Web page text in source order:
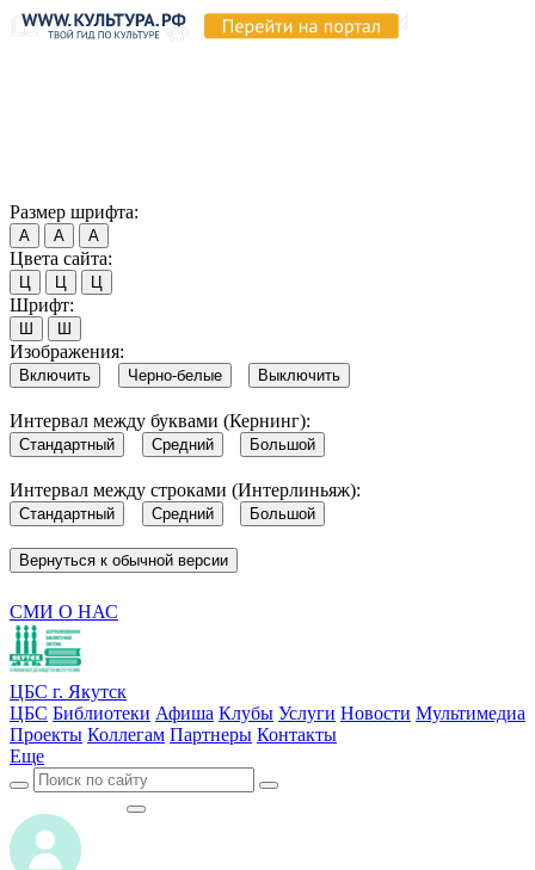
Размер шрифта:
А А А
Цвета сайта:
Ц Ц Ц
Шрифт:
Ш Ш
Изображения:
Включить Черно-белые Выключить
Интервал между буквами (Кернинг):
Стандартный Средний Большой
Интервал между строками (Интерлиньяж):
Стандартный Средний Большой
Вернуться к обычной версии
СМИ О НАС
ЦБС г. Якутск
ЦБС Библиотеки Афиша Клубы Услуги Новости Мультимедиа
Проекты Коллегам Партнеры Контакты
Еще